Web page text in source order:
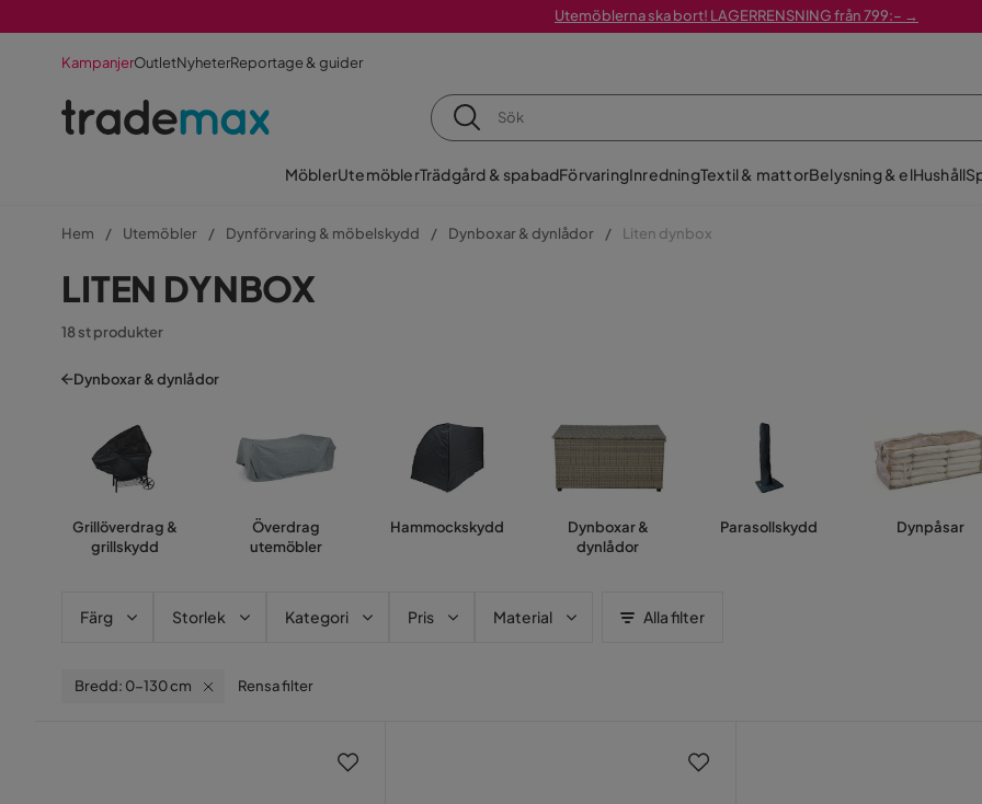
Utemöblerna ska bort! LAGERRENSNING från 799:– →
KampanjerOutletNyheterReportage & guider
MöblerUtemöblerTrädgård & spabadFörvaringInredningTextil & mattorBelysning & elHushåll
Hem Utemöbler Dynförvaring & möbelskydd Dynboxar & dynlådor Liten dynbox
LITEN DYNBOX
18 st produkter
Dynboxar & dynlådor
Grillöverdrag &
grillskydd
Överdrag
utemöbler
Hammockskydd
Dynboxar &
dynlådor
Parasollskydd Dynpåsar
Färg Storlek Kategori Pris Material Alla filter
Bredd: 0-130 cm Rensa filter